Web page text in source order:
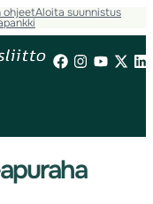
ohjeetAloita suunnistus